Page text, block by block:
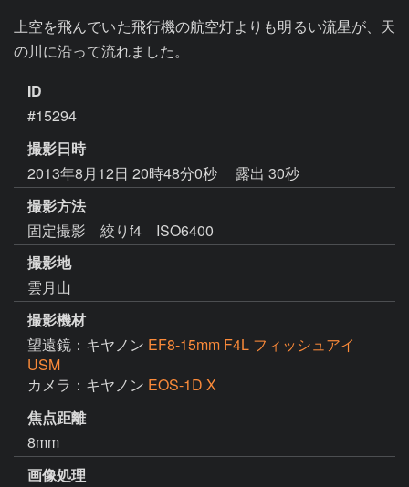
上空を飛んでいた飛行機の航空灯よりも明るい流星が、天
の川に沿って流れました。
ID
#15294
撮影日時
2013年8月12日 20時48分0秒
露出 30秒
撮影方法
固定撮影 絞りf4 ISO6400
撮影地
雲月山
撮影機材
望遠鏡：キヤノン EF8-15mm F4L フィッシュアイ
USM
カメラ：キヤノン EOS-1D X
焦点距離
8mm
画像処理